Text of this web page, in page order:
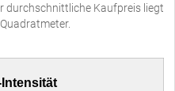
durchschnittliche Kaufpreis liegt